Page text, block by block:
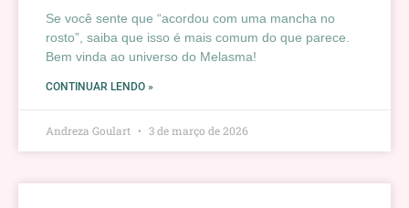
Se você sente que “acordou com uma mancha no
rosto”, saiba que isso é mais comum do que parece.
Bem vinda ao universo do Melasma!
CONTINUAR LENDO »
Andreza Goulart 3 de março de 2026